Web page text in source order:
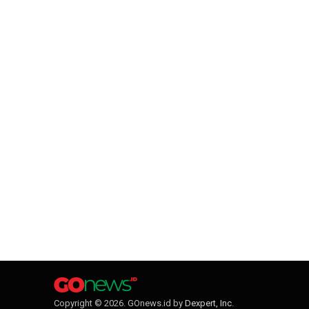
Copyright © 2026. GOnews.id by Dexpert, Inc